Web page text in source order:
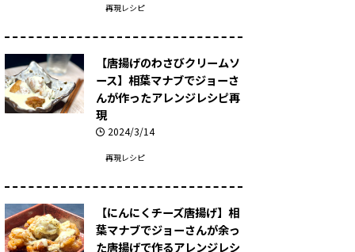
再現レシピ
【唐揚げのわさびクリームソ
ース】相葉マナブでジョーさ
んが作ったアレンジレシピ再
現
2024/3/14
再現レシピ
【にんにくチーズ唐揚げ】相
葉マナブでジョーさんが余っ
た唐揚げで作るアレンジレシ